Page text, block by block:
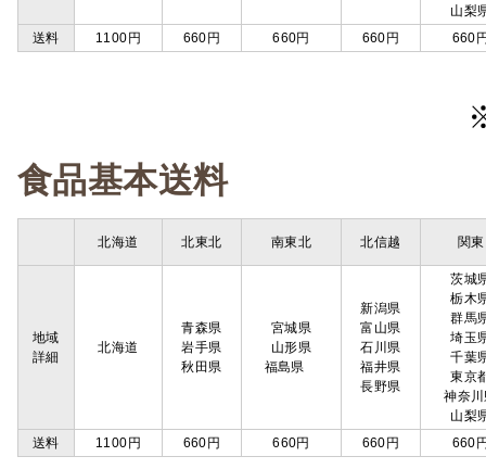
山梨
送料
1100円 660円 660円 660円 660
食品基本送料
北海道 北東北 南東北 北信越 関東
地域
詳細
北海道
青森県
岩手県
秋田県
宮城県
山形県
福島県
新潟県
富山県
石川県
福井県
長野県
茨城
栃木
群馬
埼玉
千葉
東京
神奈
山梨
送料
1100円 660円 660円 660円 660